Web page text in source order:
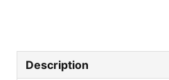
Description